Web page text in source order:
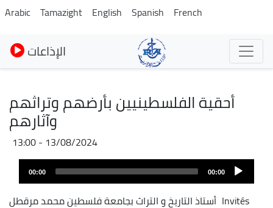
Pasar
al
contenido
principal
Arabic Tamazight English Spanish French
الإذاعات
أحقية الفلسطينيين بأرضهم وتراثهم
وآثارهم
13/08/2024 - 13:00
00:00
00:00
Invités أستاذ التاريخ و التراث بجامعة فلسطين محمد مرقطل